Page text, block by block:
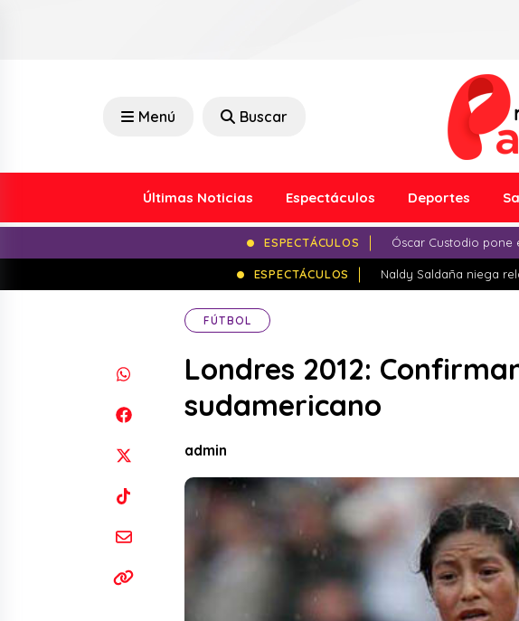
Menú Buscar
Últimas Noticias Espectáculos Deportes
ESPECTÁCULOS Óscar Custodio pone
ESPECTÁCULOS Naldy Saldaña niega
FÚTBOL
Londres 2012:
sudamericano
admin